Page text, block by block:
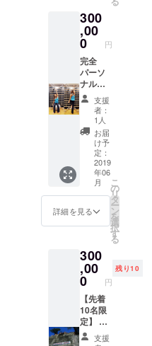
情によ
りご来
店不可
の場合
は、応
相談と
させて
いただ
きま
す。）
オンラ
イン
レッス
ンの方
も同様
です。
イ式ヨ
ガ）、
体幹ト
レーニ
ング、
美尻ト
レーニ
ング、
バラン
スト
レーニ
ング、
『Skyp
e』や
『Zoom
』を使
い、オ
ンライ
ンで
ンを行
いま
す。
kaoriの
デモン
スト
レー
ション
ク、ア
フター
サービ
ス、
シャ
ワー付
き） 複
数の
マッ
サージ
とト
レーニ
ングの
オリジ
ナルメ
ニュー
も可能
です。
（例え
ば、各
レーニ
ング９
０分＋
各種
マッ
サージ
９０分
＝計１
です。
タイ古
式マッ
サー
ジ、ハ
ワイロ
ミロ
ミ、中
国式オ
イル
マッ
サージ
推拿
（すい
な）、
パート
ナース
トレッ
チ、ス
ポーツ
ど、
マッ
サージ
の施術
メ
ニュー
を選択
いただ
（２人
で行う
ヨ
ガ）」
と呼ば
れるタ
イ古式
マッ
サー
ジ。ス
トレッ
チをす
るだけ
でな
く、瞑
想のよ
うな腹
式呼吸
法が伴
い、エ
ギーに
満ちた
ボディ
ワー
ク、プ
ラーナ
を循環
させて
の筋肉
への負
担をか
けず行
うこと
ができ
ます。
体が無
意識に
力みや
すい人
にもオ
ススメ
です。
シルク
サスペ
ンショ
ン（空
中ピラ
ティ
は、布
に体を
預けて
体幹を
鍛えた
り、重
力に
引っ張
300
,00
0 円
完全
パーソ
ナル
レッス
ンのフ
リーパ
スチ
ケット
（有効
期限あ
り６ヶ
月） こ
れが
SUAY独
自メ
ニュー
ヨガ、
ピラ
ティ
ス、ハ
ンモッ
クヨ
ガ、体
幹ト
支援
者：
1人
お届
け予
定：
2019
年06
月
詳細を見る
こ
の
リ
タ
ー
ン
を
選
択
す
る
300
,00
0 円
残り10
【先着
10名限
定】 本
場イン
支援